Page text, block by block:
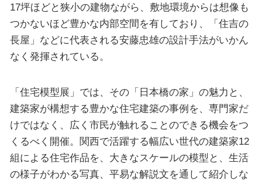
17坪ほどと狭小の建物ながら、敷地環境からは想像も
つかないほど豊かな内部空間を有しており、「住吉の
長屋」などに代表される安藤忠雄の設計手法がいかん
なく発揮されている。
「住宅模型展」では、その「日本橋の家」の魅力と、
建築家が構想する豊かな住宅建築の事例を、専門家だ
けではなく、広く市民が触れることのできる機会をつ
くるべく開催。関西で活躍する幅広い世代の建築家12
組による住宅作品を、大きなスケールの模型と、生活
の様子がわかる写真、平易な解説文を通して紹介しな